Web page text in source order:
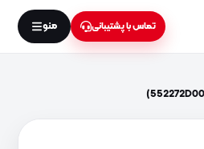
تماس با پشتیبانی منو